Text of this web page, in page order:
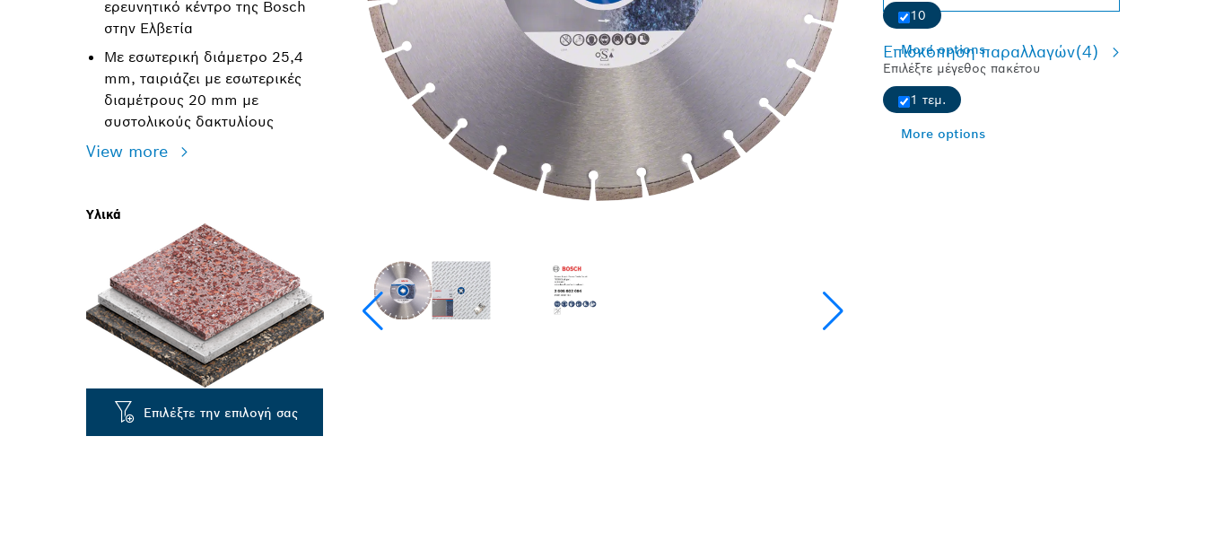
ερευνητικό κέντρο της Bosch
στην Ελβετία
Με εσωτερική διάμετρο 25,4
mm, ταιριάζει με εσωτερικές
διαμέτρους 20 mm με
συστολικούς δακτυλίους
View more
Υλικά
Επιλέξτε την επιλογή σας
10
More options
Επιλέξτε μέγεθος πακέτου
1 τεμ.
More options
Επισκόπηση παραλλαγών(4)